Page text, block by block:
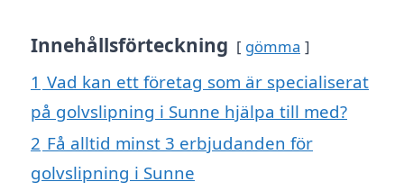
Innehållsförteckning gömma
1 Vad kan ett företag som är specialiserat
på golvslipning i Sunne hjälpa till med?
2 Få alltid minst 3 erbjudanden för
golvslipning i Sunne